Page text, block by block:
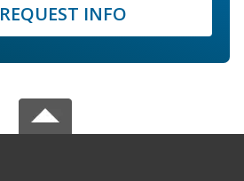
REQUEST INFO